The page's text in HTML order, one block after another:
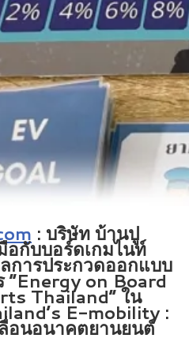
: บริษัท บ้านปู
กับบอร์ดเกมไนท์
การประกวดออกแบบ
“Energy on Board
Thailand” ใน
E-mobility :
อนอนาคตยานยนต์